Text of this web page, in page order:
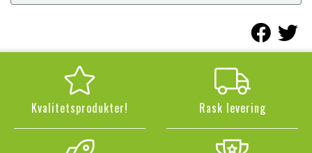
Kvalitetsprodukter! Rask levering